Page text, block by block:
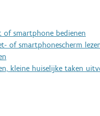
of smartphone bedienen
of smartphonescherm
kleine huiselijke taken